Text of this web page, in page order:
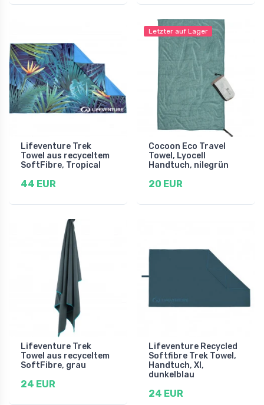
Lifeventure Trek
Towel aus recyceltem
SoftFibre, Tropical
44 EUR
Letzter auf Lager
Cocoon Eco Travel
Towel, Lyocell
Handtuch, nilegrün
20 EUR
Lifeventure Trek
Towel aus recyceltem
SoftFibre, grau
24 EUR
Lifeventure Recycled
Softfibre Trek Towel,
Handtuch, Xl,
dunkelblau
24 EUR